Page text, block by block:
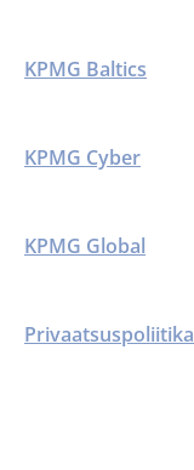
KPMG Baltics
KPMG Cyber
KPMG Global
Privaatsuspoliitika